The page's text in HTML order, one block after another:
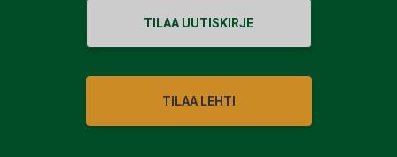
TILAA UUTISKIRJE
TILAA LEHTI